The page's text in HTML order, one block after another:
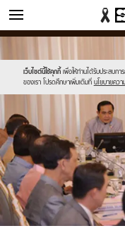
ข่าว
เว็บไซต์นี้ใช้คุกกี้ เพื่อให้ท่านได้รับประสบก
ของเรา โปรดศึกษาเพิ่มเติมที่ นโยบายควา
new-
sanook.png
01.jpg